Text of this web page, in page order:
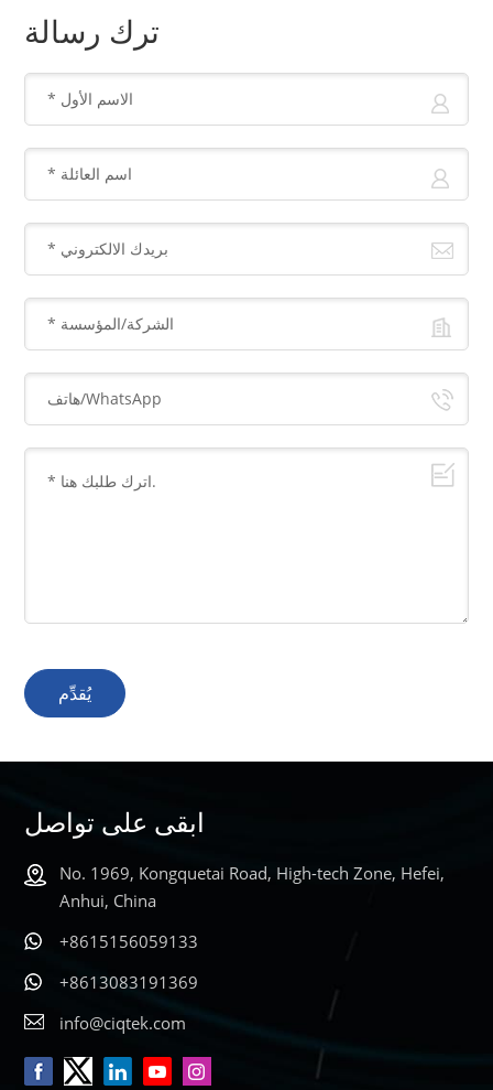
ترك رسالة
يُقدِّم
ابقى على تواصل
No. 1969, Kongquetai Road, High-tech Zone, Hefei,
Anhui, China
+8615156059133
+8613083191369
info@ciqtek.com